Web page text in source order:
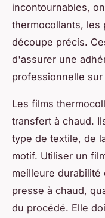
incontournables,
thermocollants, les
découpe précis.
d'assurer une
professionnelle
Les films
transfert à chaud.
type de textile, de
motif. Utiliser un
meilleure durabilité
presse à chaud,
du procédé. Elle